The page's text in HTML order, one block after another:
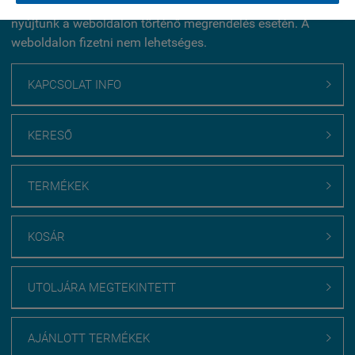
2026 július 17-től július 29-ig további 10% kedvezményt
nyújtunk a weboldalon történő megrendelés esetén. A
weboldalon fizetni nem lehetséges.
KAPCSOLAT INFO 
KERESŐ 
TERMÉKEK 
KOSÁR 
UTOLJÁRA MEGTEKINTETT 
AJÁNLOTT TERMÉKEK 